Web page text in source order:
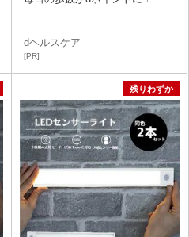
dヘルスケア
[PR]
残りわずか